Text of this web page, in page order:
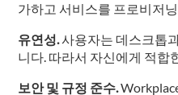
가하고 서비스를 프로비저
유연성.사용자는 데스크톱
니다. 따라서 자신에게 적합
보안 및 규정 준수.